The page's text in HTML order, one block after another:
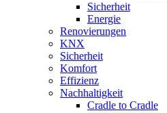
Sicherheit
Energie
Renovierungen
KNX
Sicherheit
Komfort
Effizienz
Nachhaltigkeit
Cradle to Cradle